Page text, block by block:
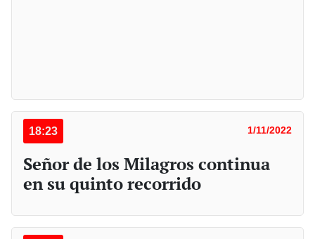
18:23 1/11/2022
Señor de los Milagros continua
en su quinto recorrido